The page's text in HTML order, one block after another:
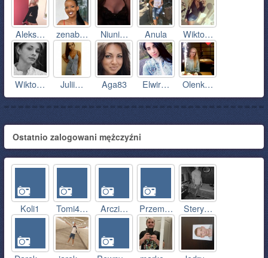
Aleks… zenab… Niuni… Anula Wikto…
Wikto… Julii… Aga83 Elwir… Olenk…
Ostatnio zalogowani mężczyźni
Koli1 Tomi4… Arczi… Przem… Stery…